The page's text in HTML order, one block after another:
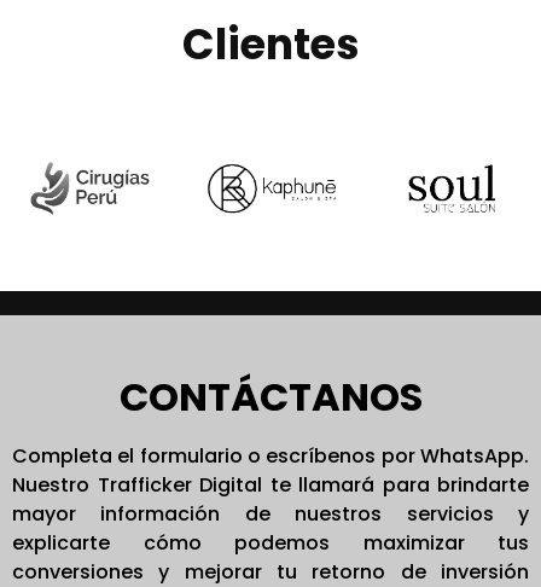
Clientes
CONTÁCTANOS
Completa el formulario o escríbenos por WhatsApp.
Nuestro Trafficker Digital te llamará para brindarte
mayor información de nuestros servicios y
explicarte cómo podemos maximizar tus
conversiones y mejorar tu retorno de inversión